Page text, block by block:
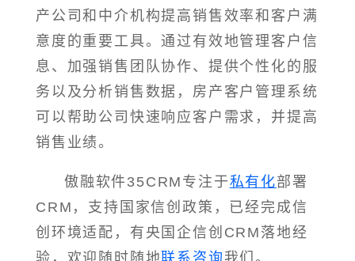
产公司和中介机构提高销售效率和客户满
意度的重要工具。通过有效地管理客户信
息、加强销售团队协作、提供个性化的服
务以及分析销售数据，房产客户管理系统
可以帮助公司快速响应客户需求，并提高
销售业绩。
傲融软件35CRM专注于私有化部署
CRM，支持国家信创政策，已经完成信
创环境适配，有央国企信创CRM落地经